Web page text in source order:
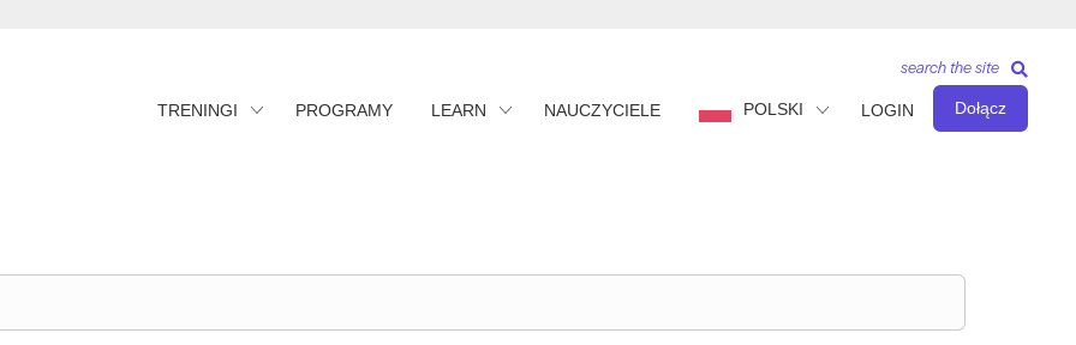
TRENINGI PROGRAMY LEARN NAUCZYCIELE POLSKI LOGIN Dołącz
search the site